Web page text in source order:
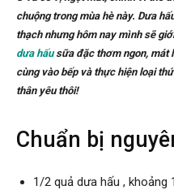
chuộng trong mùa hè này. Dưa
thạch nhưng hôm nay mình sẽ
dưa hấusữa đặc thơm ngon, mát
cùng vào bếp và thực hiện loại
thân yêu thôi!
Chuẩn bị
1/2 quả dưa hấu ,